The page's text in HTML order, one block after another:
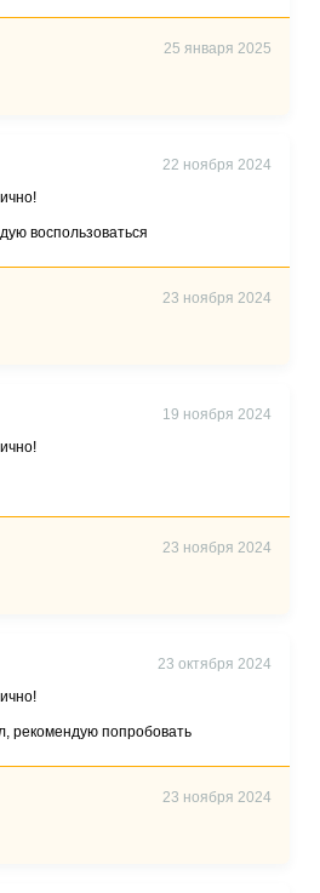
25 января 2025
22 ноября 2024
воспользоваться
23 ноября 2024
19 ноября 2024
23 ноября 2024
23 октября 2024
рекомендую попробовать
23 ноября 2024